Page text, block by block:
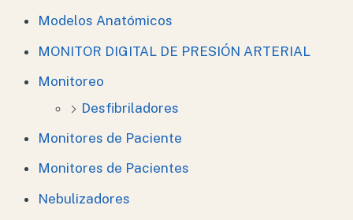
Modelos Anatómicos
MONITOR DIGITAL DE PRESIÓN ARTERIAL
Monitoreo
Desfibriladores
Monitores de Paciente
Monitores de Pacientes
Nebulizadores